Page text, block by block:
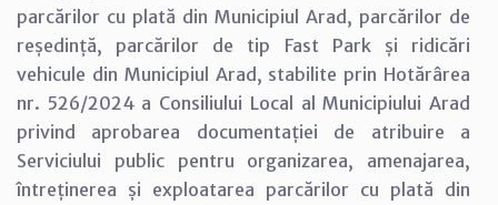
parcărilor cu plată din Municipiul Arad, parcărilor de
reședință, parcărilor de tip Fast Park și ridicări
vehicule din Municipiul Arad, stabilite prin Hotărârea
nr. 526/2024 a Consiliului Local al Municipiului Arad
privind aprobarea documentației de atribuire a
Serviciului public pentru organizarea, amenajarea,
întreținerea și exploatarea parcărilor cu plată din